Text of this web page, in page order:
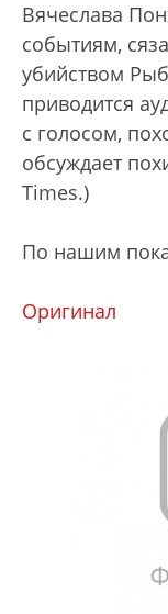
Вячеслава
событиям,
убийством
приводится
с голосом,
обсуждает
Times.)
По нашим
Оригинал